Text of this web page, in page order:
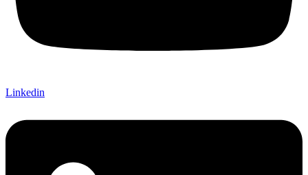
Linkedin